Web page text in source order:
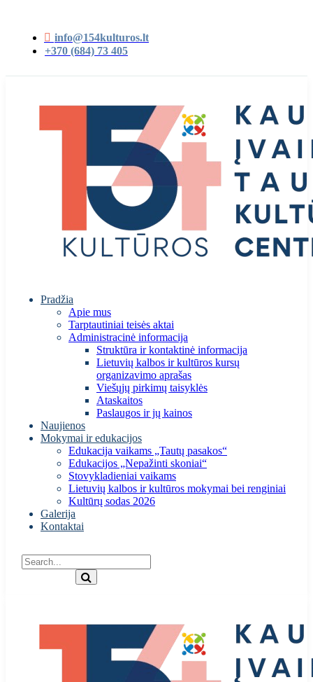
info@154kulturos.lt
+370 (684) 73 405
Pradžia
Apie mus
Tarptautiniai teisės aktai
Administracinė informacija
Struktūra ir kontaktinė informacija
Lietuvių kalbos ir kultūros kursų
organizavimo aprašas
Viešųjų pirkimų taisyklės
Ataskaitos
Paslaugos ir jų kainos
Naujienos
Mokymai ir edukacijos
Edukacija vaikams „Tautų pasakos“
Edukacijos „Nepažinti skoniai“
Stovykladieniai vaikams
Lietuvių kalbos ir kultūros mokymai bei renginiai
Kultūrų sodas 2026
Galerija
Kontaktai